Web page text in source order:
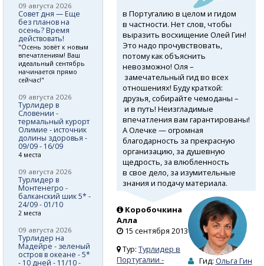
в Португалию в целом и гидом
в частности. Нет слов, чтобы
выразить восхищение Олей Гин!
Это надо прочувствовать,
потому как объяснить
невозможно! Оля –
замечательный гид во всех
отношениях! Буду краткой:
друзья, собирайте чемоданы –
и в путь! Неизгладимые
впечатления вам гарантированы!
А Олечке — огромная
благодарность за прекрасную
организацию, за душевную
щедрость, за влюбленность
в свое дело, за изумительные
знания и подачу материала.
Коробочкина
Алла
15 сентября 2013
Тур:Турлидер в
Португалии -
Гид: Ольга Гин
09 августа 2026
Совет дня — Еще
без планов на
осень? Время
действовать!
"Осень зовёт к новым
впечатлениям! Ваш
идеальный сентябрь
начинается прямо
сейчас!"
09 августа 2026
Турлидер в
Словении -
термальный курорт
Олимие - источник
долины здоровья -
09/09 - 16/09
4 места
09 августа 2026
Турлидер в
Монтенегро -
балканский шик 5* -
24/09 - 01/10
2 места
09 августа 2026
Турлидер на
Мадейре - зеленый
остров в океане - 5*
- 10 дней - 11/10 -